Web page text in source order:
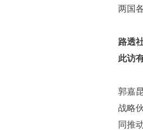
两国
路透
此访
郭嘉
战略
同推